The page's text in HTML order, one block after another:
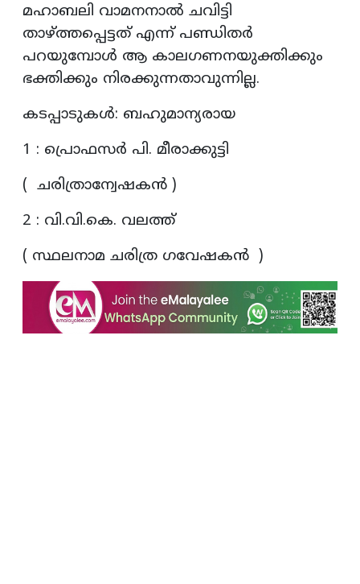
മഹാബലി വാമനനാൽ ചവിട്ടി
താഴ്ത്തപ്പെട്ടത് എന്ന് പണ്ഡിതർ
പറയുമ്പോൾ ആ കാലഗണനയുക്തിക്കും
ഭക്തിക്കും നിരക്കുന്നതാവുന്നില്ല.
കടപ്പാടുകൾ: ബഹുമാന്യരായ
1 : പ്രൊഫസർ പി. മീരാക്കുട്ടി
( ചരിത്രാന്വേഷകൻ )
2 : വി.വി.കെ. വലത്ത്
( സ്ഥലനാമ ചരിത്ര ഗവേഷകൻ )